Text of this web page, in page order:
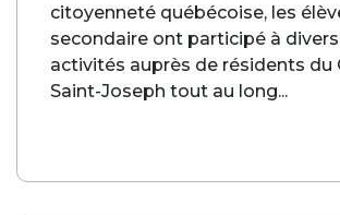
citoyenneté québécoise, les
secondaire ont participé à
activités auprès de résidents du
Saint-Joseph tout au long...